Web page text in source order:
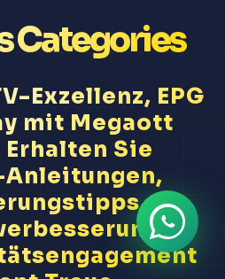
Categories
Exzellenz, EPG
mit Megaott
Sie